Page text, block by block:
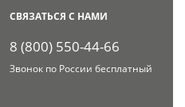
СВЯЗАТЬСЯ С НАМИ
8 (800) 550-44-66
Звонок по России бесплатный